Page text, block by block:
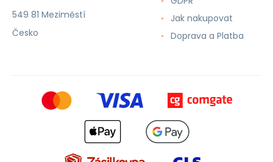
549 81 Meziměstí
Česko
Jak nakupovat
Doprava a Platba